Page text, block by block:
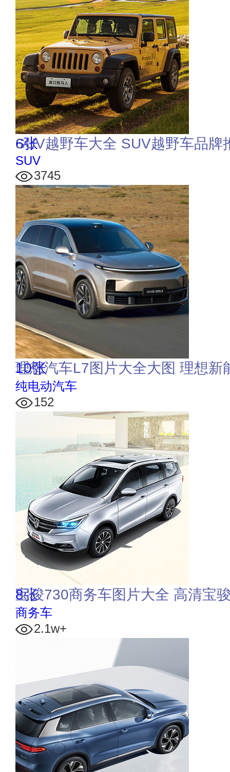
6张
SUV越野车大全 SUV越野车品牌
SUV
3745
10张
理想汽车L7图片大全大图 理想新
纯电动汽车
152
8张
宝骏730商务车图片大全 高清宝
商务车
2.1w+